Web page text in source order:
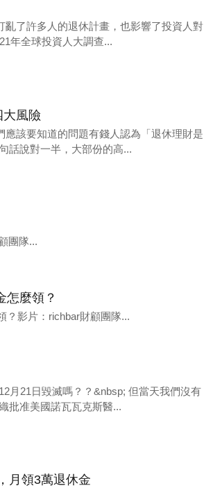
了許多人的退休計畫，也影響了投資人對
年全球投資人大調查...
大風險
該要知道的問題有錢人認為「退休理財是
話說對一半，大部份的高...
團隊...
怎麼領？
？影片：richbar財顧團隊...
月21日毀滅嗎？？&nbsp; 但當天我們沒有
批准美國諾瓦瓦克斯醫...
月領3萬退休金